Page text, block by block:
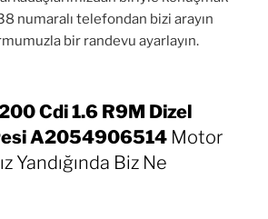
numaralı telefondan bizi arayın
bir randevu ayarlayın.
Cdi 1.6 R9M Dizel
A2054906514 Motor
Yandığında Biz Ne